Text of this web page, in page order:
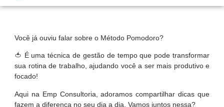
Você já ouviu falar sobre o Método Pomodoro?
🍅 É uma técnica de gestão de tempo que pode transformar
sua rotina de trabalho, ajudando você a ser mais produtivo e
focado!
Aqui na Emp Consultoria, adoramos compartilhar dicas que
fazem a diferença no seu dia a dia. Vamos juntos nessa?